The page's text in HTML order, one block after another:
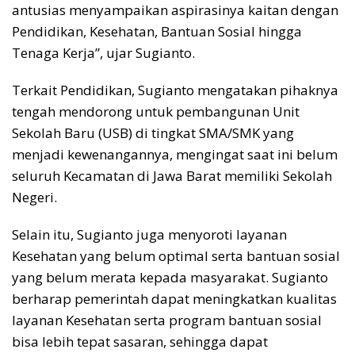
antusias menyampaikan aspirasinya kaitan dengan
Pendidikan, Kesehatan, Bantuan Sosial hingga
Tenaga Kerja”, ujar Sugianto.
Terkait Pendidikan, Sugianto mengatakan pihaknya
tengah mendorong untuk pembangunan Unit
Sekolah Baru (USB) di tingkat SMA/SMK yang
menjadi kewenangannya, mengingat saat ini belum
seluruh Kecamatan di Jawa Barat memiliki Sekolah
Negeri.
Selain itu, Sugianto juga menyoroti layanan
Kesehatan yang belum optimal serta bantuan sosial
yang belum merata kepada masyarakat. Sugianto
berharap pemerintah dapat meningkatkan kualitas
layanan Kesehatan serta program bantuan sosial
bisa lebih tepat sasaran, sehingga dapat